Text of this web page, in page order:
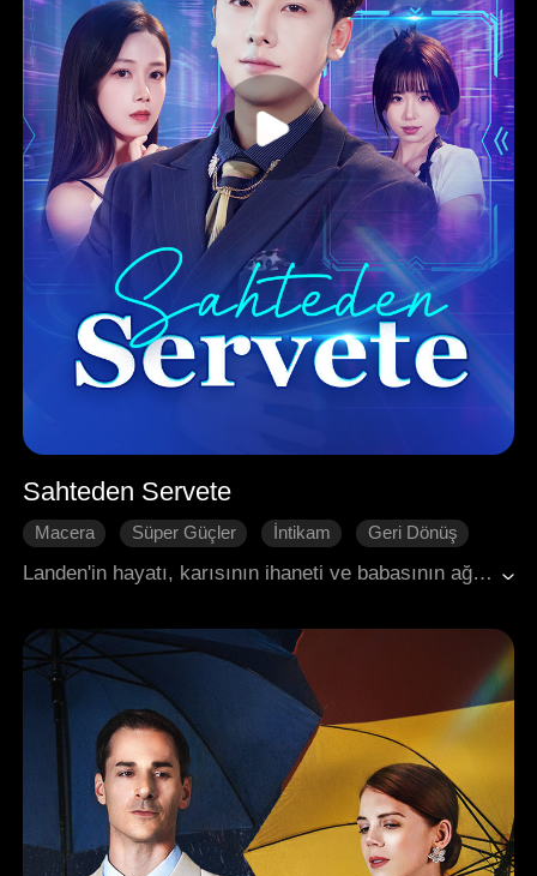
Sahteden Servete
Macera Süper Güçler İntikam
Geri Dönüş
Landen'in hayatı, karısının ihaneti ve babasının ağır hastalığıyla altüst olmuştu. Dibe vurduğu bir anda, dolandırıcılık ve sahte reklamları gerçek fırsatlara dönüştüren 'Sahteyi Gerçeğe Dönüştür' sistemiyle bağ kurdu. Bu gücü kaderini değiştirmek için kullandı: şüpheli bir reklam onu bir CEO'ya getirdi, yeşim taşı kumarıyla servet biriktirdi, iş dünyasına hükmetti, intikamını aldı ve karmaşık ilişkilerde yolunu buldu. Landen, yalanları kendi gerçeğine dönüştürme sanatında ustalaşmıştı.